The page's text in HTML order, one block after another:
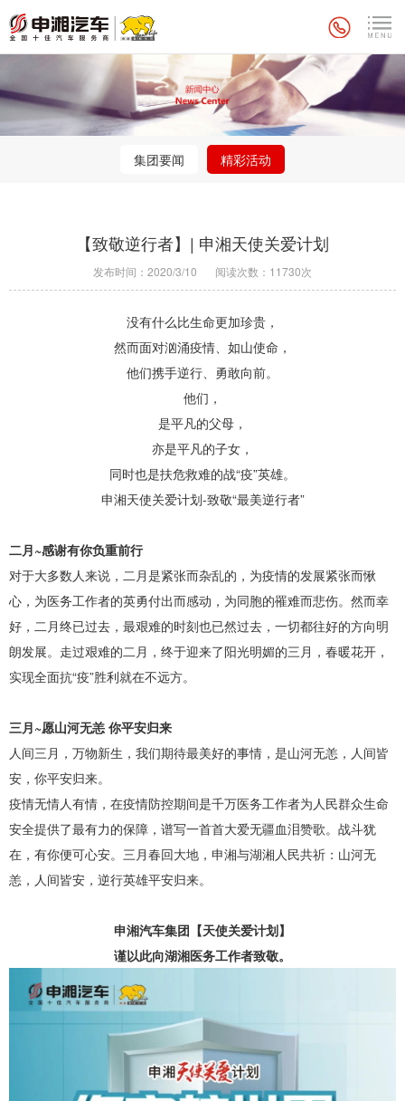
集团要闻 精彩活动
【致敬逆行者】| 申湘天使关爱计划
发布时间：2020/3/10 阅读次数：11730次
没有什么比生命更加珍贵，
然而面对汹涌疫情、如山使命，
他们携手逆行、勇敢向前。
他们，
是平凡的父母，
亦是平凡的子女，
同时也是扶危救难的战“疫”英雄。
申湘天使关爱计划-致敬“最美逆行者”
二月~感谢有你负重前行
对于大多数人来说，二月是紧张而杂乱的，为疫情的发展紧张而愀
心，为医务工作者的英勇付出而感动，为同胞的罹难而悲伤。然而幸
好，二月终已过去，最艰难的时刻也已然过去，一切都往好的方向明
朗发展。走过艰难的二月，终于迎来了阳光明媚的三月，春暖花开，
实现全面抗“疫”胜利就在不远方。
三月~愿山河无恙 你平安归来
人间三月，万物新生，我们期待最美好的事情，是山河无恙，人间皆
安，你平安归来。
疫情无情人有情，在疫情防控期间是千万医务工作者为人民群众生命
安全提供了最有力的保障，谱写一首首大爱无疆血泪赞歌。战斗犹
在，有你便可心安。三月春回大地，申湘与湖湘人民共祈：山河无
恙，人间皆安，逆行英雄平安归来。
申湘汽车集团【天使关爱计划】
谨以此向湖湘医务工作者致敬。